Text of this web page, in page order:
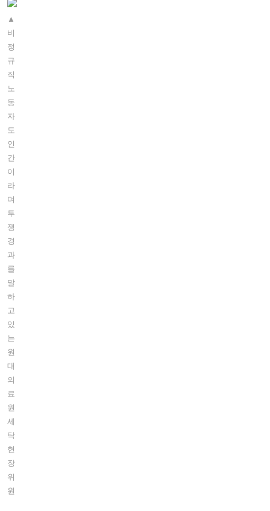
▲
비
정
규
직
노
동
자
도
인
간
이
라
며
투
쟁
경
과
를
말
하
고
있
는
원
대
의
료
원
세
탁
현
장
위
원